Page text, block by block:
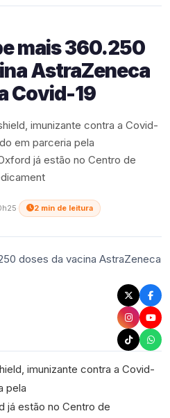
mais 360.250
AstraZeneca
Covid-19
imunizante contra a Covid-
em parceria pela
já estão no Centro de
2 min de leitura
imunizante contra a Covid-
pela
já estão no Centro de